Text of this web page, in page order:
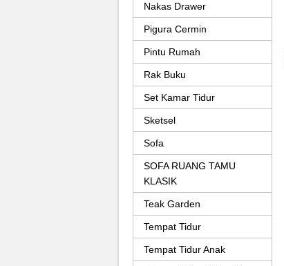
Nakas Drawer
Pigura Cermin
Pintu Rumah
Rak Buku
Set Kamar Tidur
Sketsel
Sofa
SOFA RUANG TAMU
KLASIK
Teak Garden
Tempat Tidur
Tempat Tidur Anak